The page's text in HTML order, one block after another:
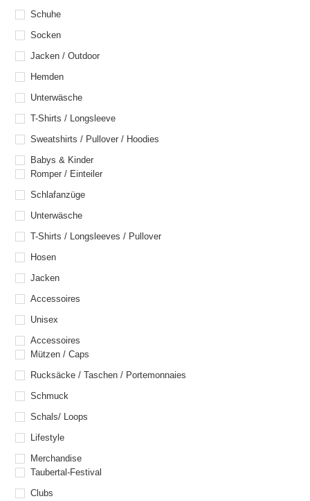
Schuhe
Socken
Jacken / Outdoor
Hemden
Unterwäsche
T-Shirts / Longsleeve
Sweatshirts / Pullover / Hoodies
Babys & Kinder
Romper / Einteiler
Schlafanzüge
Unterwäsche
T-Shirts / Longsleeves / Pullover
Hosen
Jacken
Accessoires
Unisex
Accessoires
Mützen / Caps
Rucksäcke / Taschen / Portemonnaies
Schmuck
Schals/ Loops
Lifestyle
Merchandise
Taubertal-Festival
Clubs